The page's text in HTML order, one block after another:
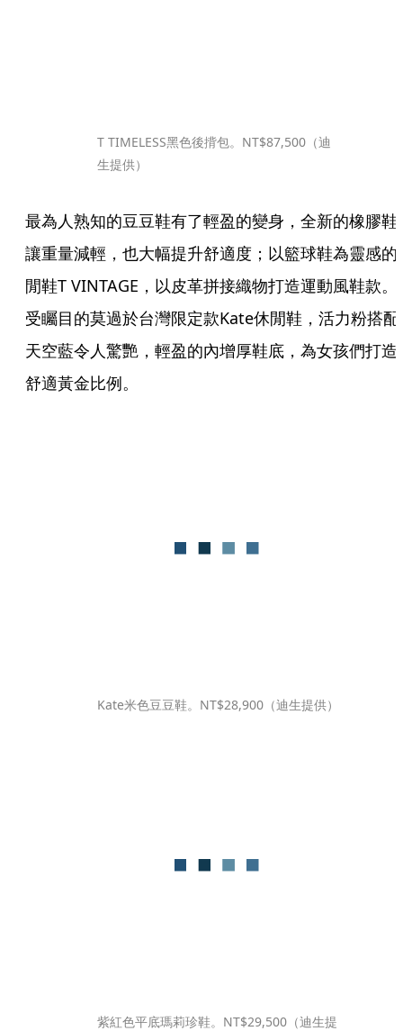
T TIMELESS黑色後揹包。NT$87,500（迪
生提供）
最為人熟知的豆豆鞋有了輕盈的變身，全新的橡膠鞋
讓重量減輕，也大幅提升舒適度；以籃球鞋為靈感的
閒鞋T VINTAGE，以皮革拼接織物打造運動風鞋款。
受矚目的莫過於台灣限定款Kate休閒鞋，活力粉搭配
天空藍令人驚艷，輕盈的內增厚鞋底，為女孩們打造
舒適黃金比例。
Kate米色豆豆鞋。NT$28,900（迪生提供）
紫紅色平底瑪莉珍鞋。NT$29,500（迪生提